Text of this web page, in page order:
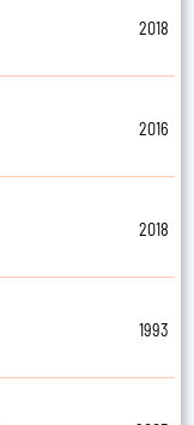
2018
2016
2018
1993